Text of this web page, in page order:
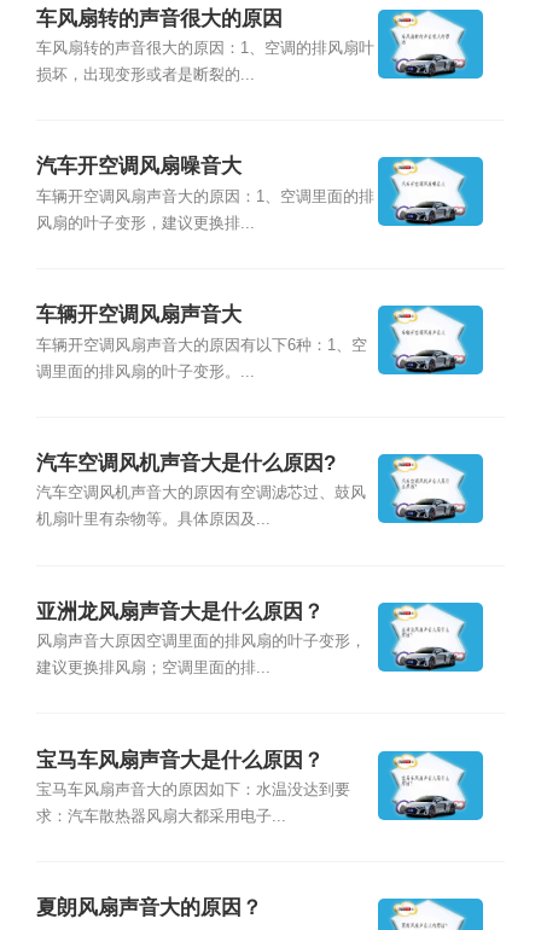
车风扇转的声音很大的原因
车风扇转的声音很大的原因：1、空调的排风扇叶
损坏，出现变形或者是断裂的...
汽车开空调风扇噪音大
车辆开空调风扇声音大的原因：1、空调里面的排
风扇的叶子变形，建议更换排...
车辆开空调风扇声音大
车辆开空调风扇声音大的原因有以下6种：1、空
调里面的排风扇的叶子变形。...
汽车空调风机声音大是什么原因?
汽车空调风机声音大的原因有空调滤芯过、鼓风
机扇叶里有杂物等。具体原因及...
亚洲龙风扇声音大是什么原因？
风扇声音大原因空调里面的排风扇的叶子变形，
建议更换排风扇；空调里面的排...
宝马车风扇声音大是什么原因？
宝马车风扇声音大的原因如下：水温没达到要
求：汽车散热器风扇大都采用电子...
夏朗风扇声音大的原因？